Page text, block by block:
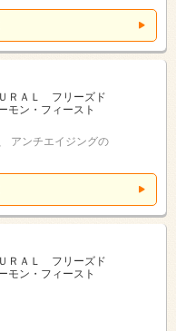
ＲＡＬ フリーズド
ン・フィースト
アンチエイジングの
ＲＡＬ フリーズド
ン・フィースト